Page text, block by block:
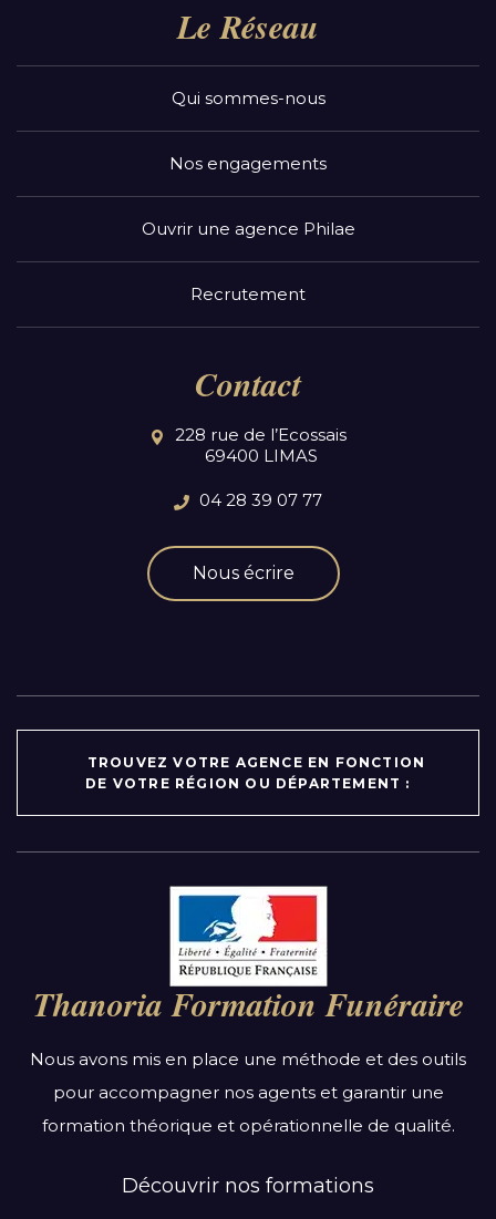
Le Réseau
Qui sommes-nous
Nos engagements
Ouvrir une agence Philae
Recrutement
Contact
228 rue de l’Ecossais
69400 LIMAS
04 28 39 07 77
Nous écrire
TROUVEZ VOTRE AGENCE EN FONCTION
DE VOTRE RÉGION OU DÉPARTEMENT :
Auvergne-Rhône-Alpes
Bourgogne-Franche-Comté
Bretagne
Centre-Val de Loire
Grand Est
Hauts-de-France
Normandie
Thanoria Formation Funéraire
Nous avons mis en place une méthode et des outils
pour accompagner nos agents et garantir une
formation théorique et opérationnelle de qualité.
Découvrir nos formations